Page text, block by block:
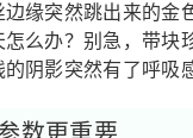
缘突然跳出来的金
么办？别急，带块
阴影突然有了呼吸